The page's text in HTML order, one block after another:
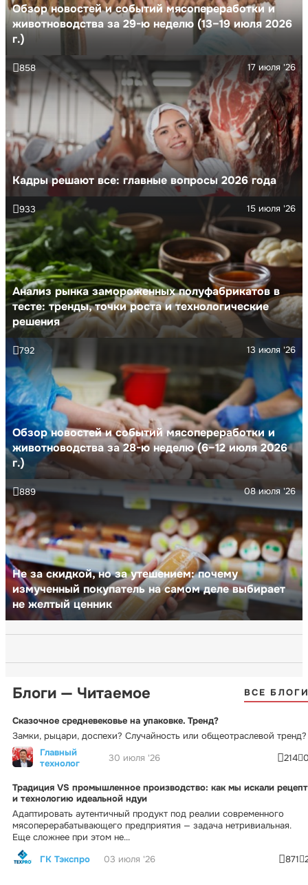
Обзор новостей и событий мясопереработки и
животноводства за 29-ю неделю (13–19 июля 2026
г.)
Кадры решают все: главные вопросы 2026 года
17 июля '26
858
Анализ рынка замороженных полуфабрикатов в
тесте: тренды, точки роста и технологические
решения
15 июля '26
933
Обзор новостей и событий мясопереработки и
животноводства за 28-ю неделю (6–12 июля 2026
г.)
13 июля '26
792
Не за скидкой, но за утешением: почему
измученный покупатель на самом деле выбирает
не желтый ценник
08 июля '26
889
Блоги — Читаемое ВСЕ
Сказочное средневековье на упаковке. Тренд?
Замки, рыцари, доспехи? Случайность или общеотраслевой тренд?
Главный
технолог
30 июля '26 214
Традиция VS промышленное производство: как мы искали рецепт
и технологию идеальной ндуи
Адаптировать аутентичный продукт под реалии современного
мясоперерабатывающего предприятия — задача нетривиальная.
Еще сложнее при этом не...
ГК Тэкспро
03 июля '26 871